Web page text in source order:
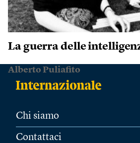
La guerra delle
Alberto Puliafito
Chi siamo
Contattaci